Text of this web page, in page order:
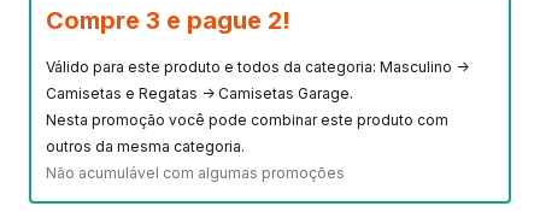
Compre 3 e pague 2!
Válido para este produto e todos da categoria: Masculino ->
Camisetas e Regatas -> Camisetas Garage.
Nesta promoção você pode combinar este produto com
outros da mesma categoria.
Não acumulável com algumas promoções